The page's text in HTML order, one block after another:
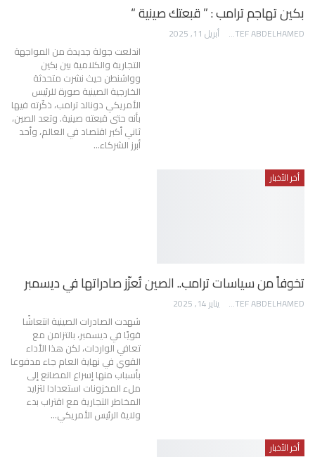
بكين تهاجم ترامب : ” قبعتك صينية “
AWATEF ABDELHAMED أبريل 11, 2025
اندلعت جولة جديدة من المواجهة
التجارية والكلامية بين بكين
وواشنطن حيث نشرت متحدثة
الخارجية الصينية صورة للرئيس
الأمريكي دونالد ترامب، ذكّرته فيها
بأنه حتى قبعته صينية. وتعد الصين،
ثاني أكبر اقتصاد في العالم، وأحد
أبرز الشركاء…
أخر الأخبار
تخوفاً من سياسات ترامب.. الصين تُعزّز صادراتها في ديسمبر
AWATEF ABDELHAMED يناير 14, 2025
شهدت الصادرات الصينية انتعاشًا
قويًا في ديسمبر، بالتزامن مع
تعافي الواردات، لكن هذا الأداء
القوي في نهاية العام جاء مدفوعا
بأسباب منها إسراع المصانع إلى
ملء المخزونات استعدادا لتزايد
المخاطر التجارية مع اقتراب بدء
ولاية الرئيس الأمريكي…
أخر الأخبار